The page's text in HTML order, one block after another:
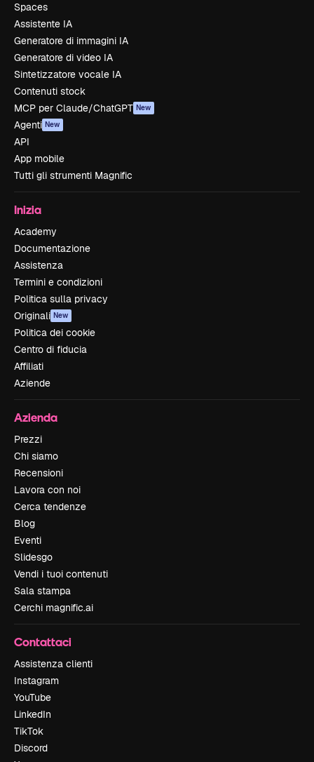
Spaces
Assistente IA
Generatore di immagini IA
Generatore di video IA
Sintetizzatore vocale IA
Contenuti stock
MCP per Claude/ChatGPT New
Agenti New
API
App mobile
Tutti gli strumenti Magnific
Inizia
Academy
Documentazione
Assistenza
Termini e condizioni
Politica sulla privacy
Originali New
Politica dei cookie
Centro di fiducia
Affiliati
Aziende
Azienda
Prezzi
Chi siamo
Recensioni
Lavora con noi
Cerca tendenze
Blog
Eventi
Slidesgo
Vendi i tuoi contenuti
Sala stampa
Cerchi magnific.ai
Contattaci
Assistenza clienti
Instagram
YouTube
LinkedIn
TikTok
Discord